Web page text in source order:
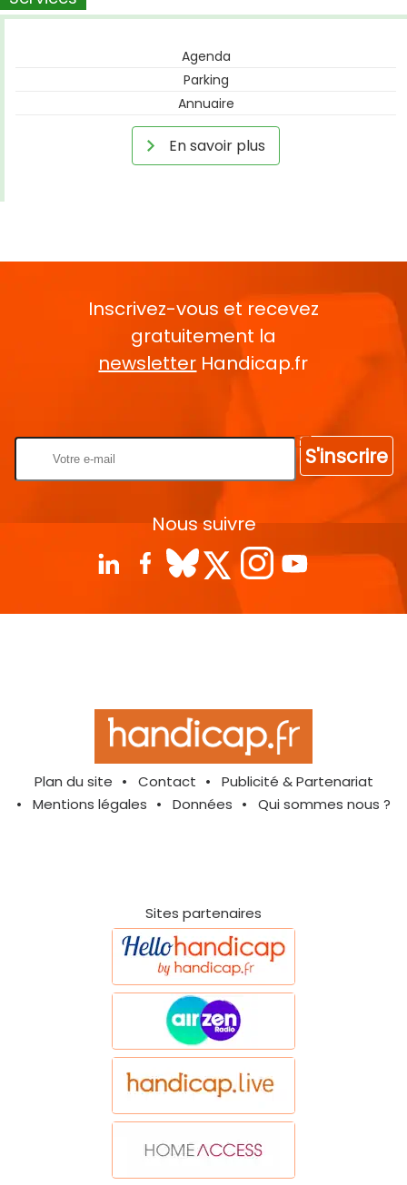
Agenda
Parking
Annuaire
En savoir plus
Inscrivez-vous et recevez
gratuitement la
newsletter Handicap.fr
S'inscrire
Nous suivre
Plan du site Contact
Publicité & Partenariat
Mentions légales
Données Qui sommes nous ?
Sites partenaires